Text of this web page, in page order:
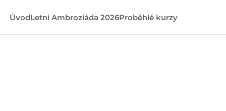
ÚvodLetní Ambroziáda 2026Proběhlé kurzy